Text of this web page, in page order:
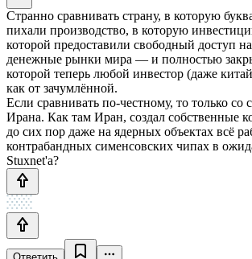
Странно сравнивать страну, в которую
пихали производство, в которую
которой предоставили свободный доступ
денежные рынки мира — и полностью
которой теперь любой инвестор (даже
как от зачумлённой.
Если сравнивать по-честному, то только со
Ирана. Как там Иран, создал собственные
до сих пор даже на ядерных объектах всё
контрабандных сименсовских чипах в
Stuxnet'а?